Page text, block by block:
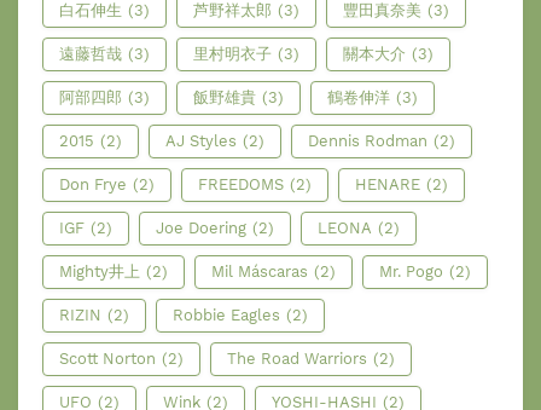
白石伸生 (3) 芦野祥太郎 (3) 豐田真奈美 (3)
遠藤哲哉 (3) 里村明衣子 (3) 關本大介 (3)
阿部四郎 (3) 飯野雄貴 (3) 鶴卷伸洋 (3)
2015 (2) AJ Styles (2) Dennis Rodman (2)
Don Frye (2) FREEDOMS (2) HENARE (2)
IGF (2) Joe Doering (2) LEONA (2)
Mighty井上 (2) Mil Máscaras (2) Mr. Pogo (2)
RIZIN (2) Robbie Eagles (2)
Scott Norton (2) The Road Warriors (2)
UFO (2) Wink (2) YOSHI-HASHI (2)